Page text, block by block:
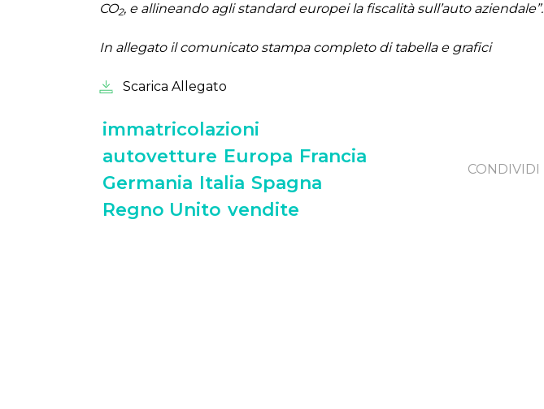
CO2, e al­li­nean­do agli stan­dard eu­ro­pei la fi­sca­li­tà sul­l’au­to azien­da­le”.
In al­le­ga­to il co­mu­ni­ca­to stam­pa com­ple­to di ta­bel­la e gra­fi­ci
Scarica Allegato
immatricolazioni
autovetture Europa Francia
Germania Italia Spagna
Regno Unito vendite
CONDIVIDI